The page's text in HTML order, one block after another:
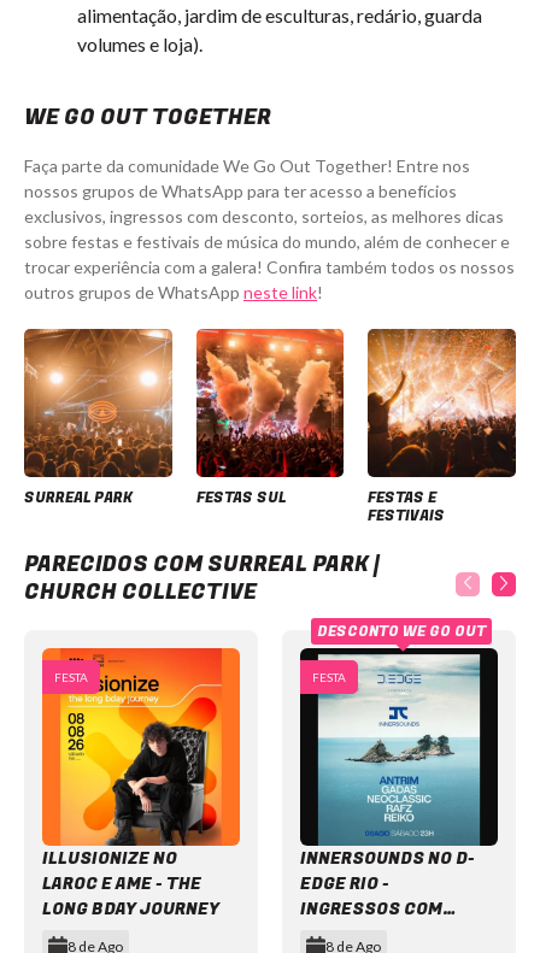
alimentação, jardim de esculturas, redário, guarda
volumes e loja).
WE GO OUT TOGETHER
Faça parte da comunidade We Go Out Together! Entre nos
nossos grupos de WhatsApp para ter acesso a benefícios
exclusivos, ingressos com desconto, sorteios, as melhores dicas
sobre festas e festivais de música do mundo, além de conhecer e
trocar experiência com a galera! Confira também todos os nossos
outros grupos de WhatsApp neste link!
SURREAL PARK FESTAS SUL
FESTAS E
FESTIVAIS
PARECIDOS COM SURREAL PARK |
CHURCH COLLECTIVE
FESTA
ILLUSIONIZE NO
LAROC E AME - THE
LONG BDAY JOURNEY
8 de Ago
FESTA
INNERSOUNDS NO D-
EDGE RIO -
INGRESSOS COM
DESCONTO
8 de Ago
DESCONTO WE GO OUT